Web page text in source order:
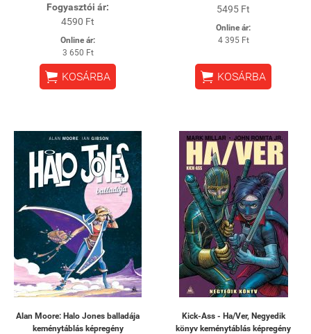
Fogyasztói ár:
4590 Ft
Online ár:
3 650 Ft
 KOSÁRBA
5495 Ft
Online ár:
4 395 Ft
 KOSÁRBA
Alan Moore: Halo Jones balladája
keménytáblás képregény
Kick-Ass - Ha/Ver, Negyedik
könyv keménytáblás képregény